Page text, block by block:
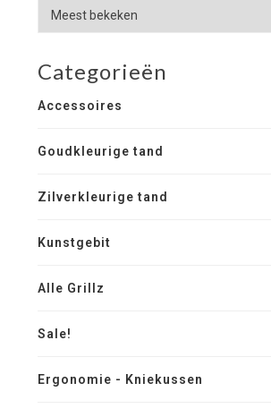
Categorieën
Accessoires
Goudkleurige tand
Zilverkleurige tand
Kunstgebit
Alle Grillz
Sale!
Ergonomie - Kniekussen